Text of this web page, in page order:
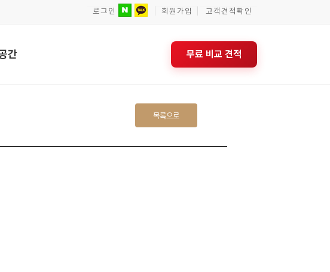
로그인
네이버 로그인카카오 로그인
회원가입 고객견적확인
간 무료 비교 견적
목록으로